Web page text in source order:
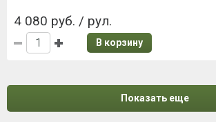
4 080 руб. / рул.
В корзину
Показать еще